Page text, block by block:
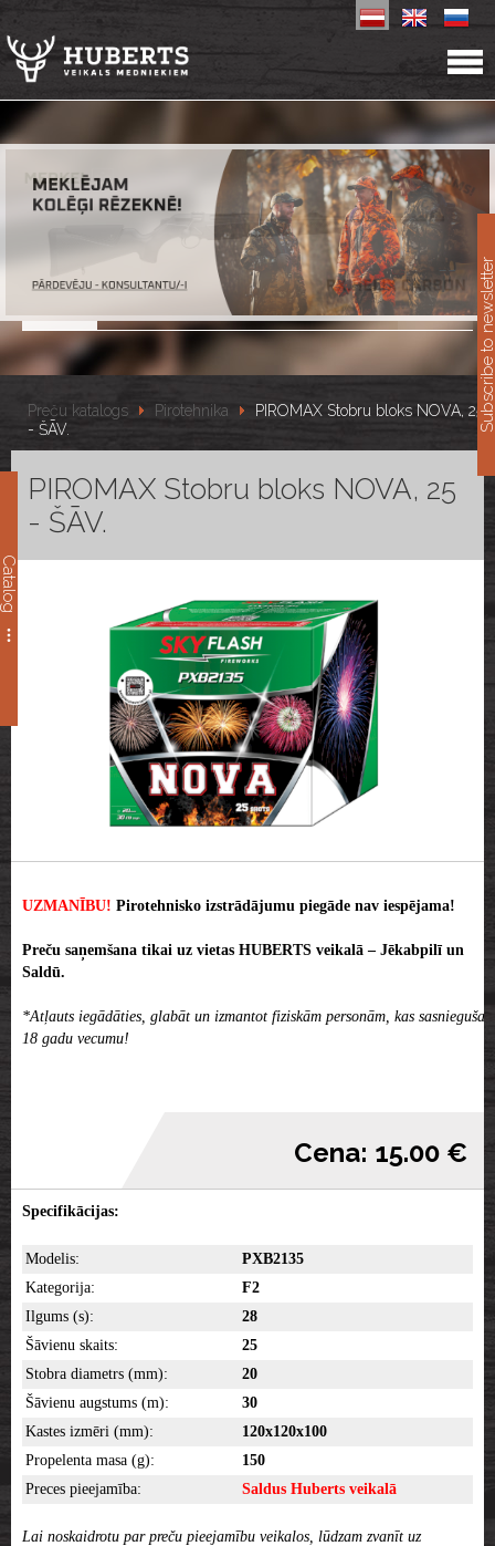
Catalog
Preču katalogs Pirotehnika
PIROMAX Stobru bloks NOVA, 25
- ŠĀV.
PIROMAX Stobru bloks NOVA, 25
- ŠĀV.
UZMANĪBU! Pirotehnisko izstrādājumu piegāde nav iespējama!
Preču saņemšana tikai uz vietas HUBERTS veikalā – Jēkabpilī un
Saldū.
*Atļauts iegādāties, glabāt un izmantot fiziskām personām, kas sasniegušas
18 gadu vecumu!
Cena: 15.00 €
Specifikācijas:
Modelis:
PXB2135
Kategorija:
F2
Ilgums (s):
28
Šāvienu skaits:
25
Stobra diametrs (mm):
20
Šāvienu augstums (m):
30
Kastes izmēri (mm):
120x120x100
Propelenta masa (g):
150
Preces pieejamība:
Saldus Huberts veikalā
Lai noskaidrotu par preču pieejamību veikalos, lūdzam zvanīt uz
Subscribe